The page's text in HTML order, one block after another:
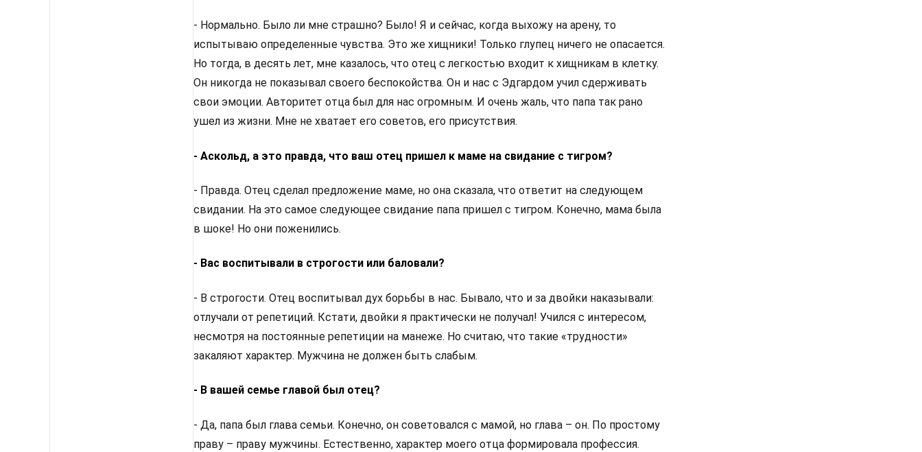
- Нормально. Было ли мне страшно? Было! Я и сейчас, когда выхожу на арену, то
испытываю определенные чувства. Это же хищники! Только глупец ничего не опасается.
Но тогда, в десять лет, мне казалось, что отец с легкостью входит к хищникам в клетку.
Он никогда не показывал своего беспокойства. Он и нас с Эдгардом учил сдерживать
свои эмоции. Авторитет отца был для нас огромным. И очень жаль, что папа так рано
ушел из жизни. Мне не хватает его советов, его присутствия.
- Аскольд, а это правда, что ваш отец пришел к маме на свидание с тигром?
- Правда. Отец сделал предложение маме, но она сказала, что ответит на следующем
свидании. На это самое следующее свидание папа пришел с тигром. Конечно, мама была
в шоке! Но они поженились.
- Вас воспитывали в строгости или баловали?
- В строгости. Отец воспитывал дух борьбы в нас. Бывало, что и за двойки наказывали:
отлучали от репетиций. Кстати, двойки я практически не получал! Учился с интересом,
несмотря на постоянные репетиции на манеже. Но считаю, что такие «трудности»
закаляют характер. Мужчина не должен быть слабым.
- В вашей семье главой был отец?
- Да, папа был глава семьи. Конечно, он советовался с мамой, но глава – он. По простому
праву – праву мужчины. Естественно, характер моего отца формировала профессия.